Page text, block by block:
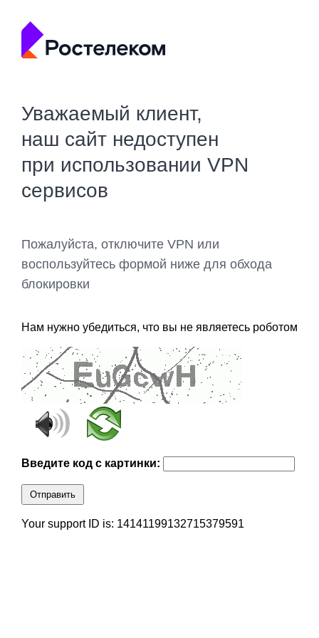
Уважаемый клиент,
наш сайт недоступен
при использовании VPN
сервисов
Пожалуйста, отключите VPN или
воспользуйтесь формой ниже для обхода
блокировки
Нам нужно убедиться, что вы не являетесь роботом
Введите код с картинки:
Отправить
Your support ID is: 14141199132715379591